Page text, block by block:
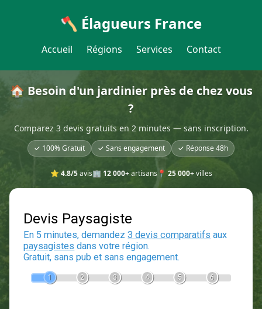
🪓 Élagueurs France
Accueil Régions Services Contact
🏠 Besoin d'un jardinier près de chez vous
?
Comparez 3 devis gratuits en 2 minutes — sans inscription.
✓ 100% Gratuit ✓ Sans engagement ✓ Réponse 48h
⭐ 4.8/5avis🏢 12 000+artisans📍 25 000+villes
Devis Paysagiste
En 5 minutes, demandez3 devis comparatifs